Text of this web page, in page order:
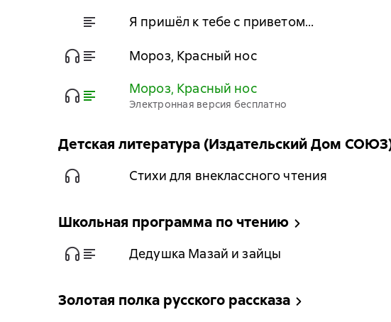
Я пришёл к тебе с приветом…
Мороз, Красный нос
Мороз, Красный нос
Электронная версия бесплатно
Детская литература (Издательский Дом
Стихи для внеклассного чтения
Школьная программа по чтению
Дедушка Мазай и зайцы
Золотая полка русского рассказа